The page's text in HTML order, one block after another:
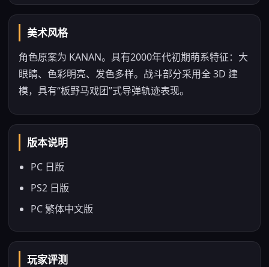
美术风格
角色原案为 KANAN。具有2000年代初期萌系特征：大
眼睛、色彩明亮、发色多样。战斗部分采用全 3D 建
模，具有“板野马戏团”式导弹轨迹表现。
版本说明
PC 日版
PS2 日版
PC 繁体中文版
玩家评测